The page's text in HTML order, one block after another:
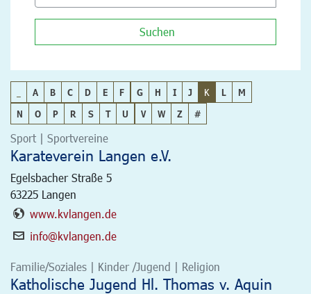
Suchen
A B C D E F G H I J K L
M
N
O P R S T U V W Z #
Sport | Sportvereine
Karateverein Langen e.V.
Egelsbacher Straße 5
63225 Langen
www.kvlangen.de
info@kvlangen.de
Familie/Soziales | Kinder /Jugend | Religion
Katholische Jugend Hl. Thomas v. Aquin